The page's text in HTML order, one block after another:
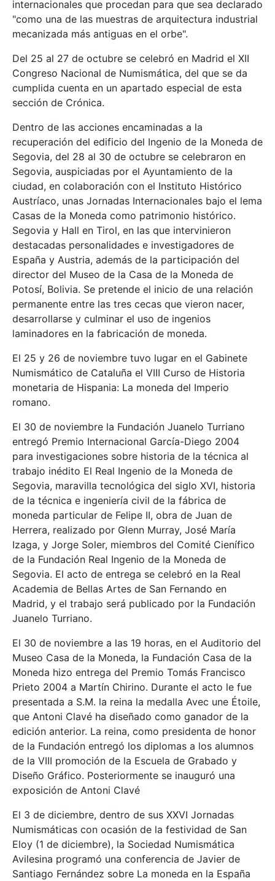
internacionales que procedan para que sea declarado
"como una de las muestras de arquitectura industrial
mecanizada más antiguas en el orbe".
Del 25 al 27 de octubre se celebró en Madrid el XII
Congreso Nacional de Numismática, del que se da
cumplida cuenta en un apartado especial de esta
sección de Crónica.
Dentro de las acciones encaminadas a la
recuperación del edificio del Ingenio de la Moneda de
Segovia, del 28 al 30 de octubre se celebraron en
Segovia, auspiciadas por el Ayuntamiento de la
ciudad, en colaboración con el Instituto Histórico
Austríaco, unas Jornadas Internacionales bajo el lema
Casas de la Moneda como patrimonio histórico.
Segovia y Hall en Tirol, en las que intervinieron
destacadas personalidades e investigadores de
España y Austria, además de la participación del
director del Museo de la Casa de la Moneda de
Potosí, Bolivia. Se pretende el inicio de una relación
permanente entre las tres cecas que vieron nacer,
desarrollarse y culminar el uso de ingenios
laminadores en la fabricación de moneda.
El 25 y 26 de noviembre tuvo lugar en el Gabinete
Numismático de Cataluña el VIII Curso de Historia
monetaria de Hispania: La moneda del Imperio
romano.
El 30 de noviembre la Fundación Juanelo Turriano
entregó Premio Internacional García-Diego 2004
para investigaciones sobre historia de la técnica al
trabajo inédito El Real Ingenio de la Moneda de
Segovia, maravilla tecnológica del siglo XVI, historia
de la técnica e ingeniería civil de la fábrica de
moneda particular de Felipe II, obra de Juan de
Herrera, realizado por Glenn Murray, José María
Izaga, y Jorge Soler, miembros del Comité Cienífico
de la Fundación Real Ingenio de la Moneda de
Segovia. El acto de entrega se celebró en la Real
Academia de Bellas Artes de San Fernando en
Madrid, y el trabajo será publicado por la Fundación
Juanelo Turriano.
El 30 de noviembre a las 19 horas, en el Auditorio del
Museo Casa de la Moneda, la Fundación Casa de la
Moneda hizo entrega del Premio Tomás Francisco
Prieto 2004 a Martín Chirino. Durante el acto le fue
presentada a S.M. la reina la medalla Avec une Étoile,
que Antoni Clavé ha diseñado como ganador de la
edición anterior. La reina, como presidenta de honor
de la Fundación entregó los diplomas a los alumnos
de la VIII promoción de la Escuela de Grabado y
Diseño Gráfico. Posteriormente se inauguró una
exposición de Antoni Clavé
El 3 de diciembre, dentro de sus XXVI Jornadas
Numismáticas con ocasión de la festividad de San
Eloy (1 de diciembre), la Sociedad Numismática
Avilesina programó una conferencia de Javier de
Santiago Fernández sobre La moneda en la España